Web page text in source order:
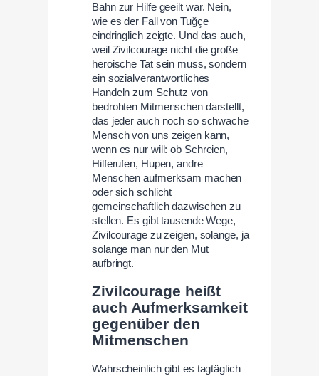
Bahn zur Hilfe geeilt war. Nein,
wie es der Fall von Tuğçe
eindringlich zeigte. Und das auch,
weil Zivilcourage nicht die große
heroische Tat sein muss, sondern
ein sozialverantwortliches
Handeln zum Schutz von
bedrohten Mitmenschen darstellt,
das jeder auch noch so schwache
Mensch von uns zeigen kann,
wenn es nur will: ob Schreien,
Hilferufen, Hupen, andre
Menschen aufmerksam machen
oder sich schlicht
gemeinschaftlich dazwischen zu
stellen. Es gibt tausende Wege,
Zivilcourage zu zeigen, solange, ja
solange man nur den Mut
aufbringt.
Zivilcourage heißt
auch Aufmerksamkeit
gegenüber den
Mitmenschen
Wahrscheinlich gibt es tagtäglich